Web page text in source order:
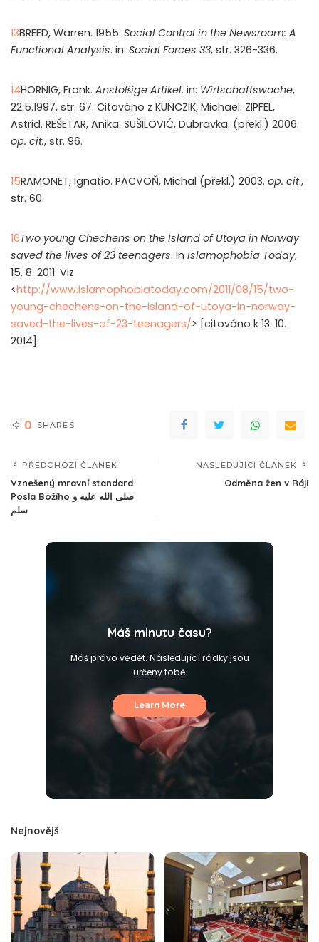
13BREED, Warren. 1955. Social Control in the Newsroom: A
Functional Analysis. in: Social Forces 33, str. 326-336.
14HORNIG, Frank. Anstößige Artikel. in: Wirtschaftswoche,
22.5.1997, str. 67. Citováno z KUNCZIK, Michael. ZIPFEL,
Astrid. REŠETAR, Anika. SUŠILOVIĆ, Dubravka. (překl.) 2006.
op. cit., str. 96.
15RAMONET, Ignatio. PACVOŇ, Michal (překl.) 2003. op. cit.,
str. 60.
16Two young Chechens on the Island of Utoya in Norway
saved the lives of 23 teenagers. In Islamophobia Today,
15. 8. 2011. Viz
<http://www.islamophobiatoday.com/2011/08/15/two-
young-chechens-on-the-island-of-utoya-in-norway-
saved-the-lives-of-23-teenagers/> [citováno k 13. 10.
2014].
0 SHARES
PŘEDCHOZÍ ČLÁNEK
Vznešený mravní standard
Posla Božího صلى الله عليه و
سلم
NÁSLEDUJÍCÍ ČLÁNEK
Odměna žen v Ráji
Máš minutu času?
Máš právo vědět. Následující řádky jsou
určeny tobě
Learn More
Nejnovějš